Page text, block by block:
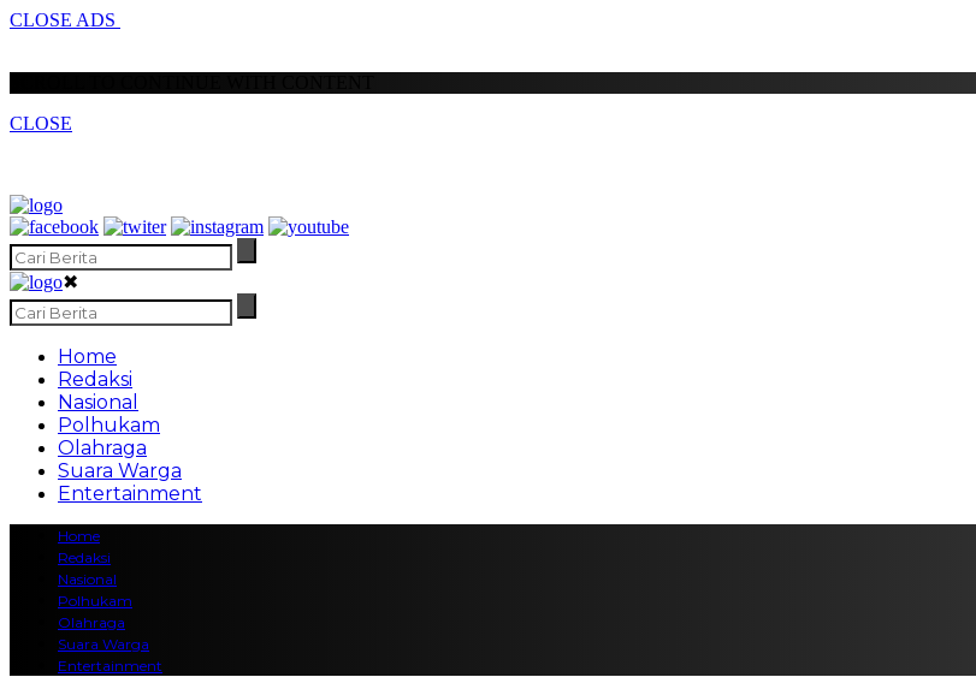
CLOSE ADS
CLOSE
✖
Home
Redaksi
Nasional
Polhukam
Olahraga
Suara Warga
Entertainment
Home
Redaksi
Nasional
Polhukam
Olahraga
Suara Warga
Entertainment